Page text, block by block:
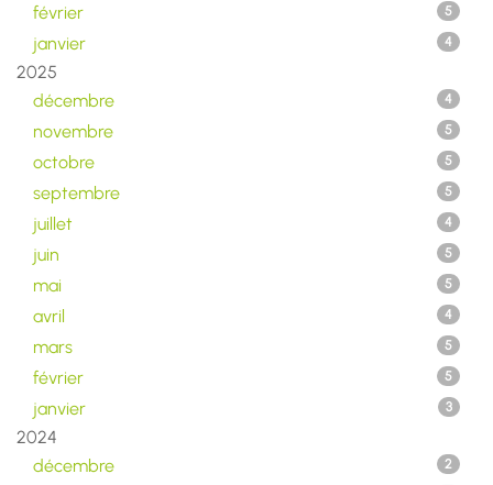
février 5
janvier 4
2025
décembre
4
novembre 5
octobre 5
septembre 5
juillet 4
juin 5
mai 5
avril 4
mars 5
février 5
janvier 3
2024
décembre
2